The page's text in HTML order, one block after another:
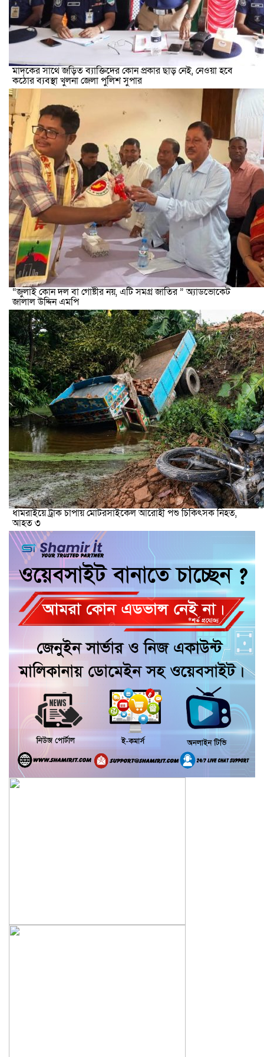
মাদকের সাথে জড়িত ব্যাক্তিদের কোন প্রকার ছাড় নেই, নেওয়া হবে
কঠোর ব্যবস্থা খুলনা জেলা পুলিশ সুপার
“জুলাই কোন দল বা গোষ্টীর নয়, এটি সমগ্র জাতির ” অ্যাডভোকেট
জালাল উদ্দিন এমপি
ধামরাইয়ে ট্রাক চাপায় মোটরসাইকেল আরোহী পশু চিকিৎসক নিহত,
আহত ৩